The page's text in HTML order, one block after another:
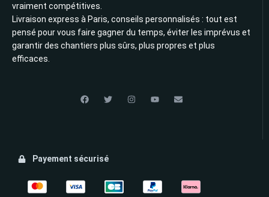
vraiment compétitives.
Livraison express à Paris, conseils personnalisés : tout est
pensé pour vous faire gagner du temps, éviter les imprévus et
garantir des chantiers plus sûrs, plus propres et plus
efficaces.
Payement sécurisé